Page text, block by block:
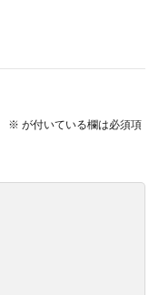
※ が付いている欄は必須項